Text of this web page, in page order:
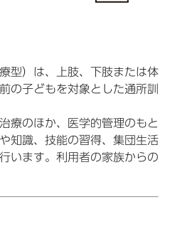
型）は、上肢、下肢または体
の子どもを対象とした通所訓
療のほか、医学的管理のもと
知識、技能の習得、集団生活
います。利用者の家族からの